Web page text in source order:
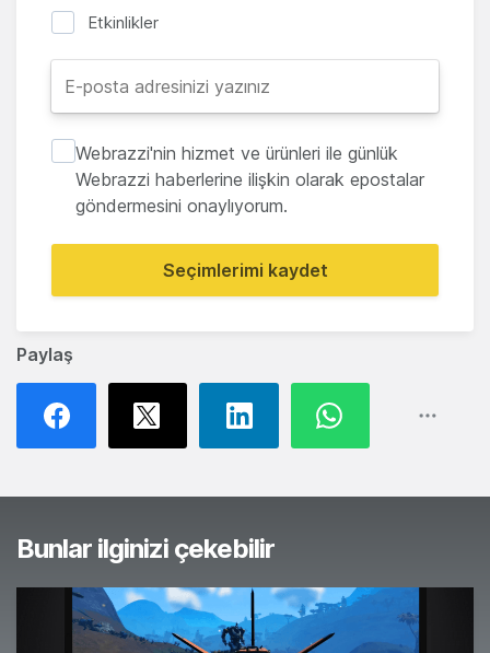
Paylaş
Etkinlikler
Webrazzi'nin hizmet ve ürünleri ile günlük
Webrazzi haberlerine ilişkin olarak epostalar
göndermesini onaylıyorum.
Seçimlerimi kaydet
Bunlar ilginizi çekebilir